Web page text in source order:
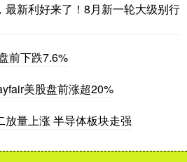
最新利好来了！8月新一轮大级别行
前下跌7.6%
美股盘前涨超20%
量上涨 半导体板块走强